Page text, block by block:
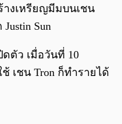
างเหรียญมีมบนเชน
Sun
ดตัว เมื่อวันที่ 10
เชน Tron ก็ทำรายได้